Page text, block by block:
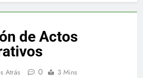
de Actos
Atrás 0 3 Mins